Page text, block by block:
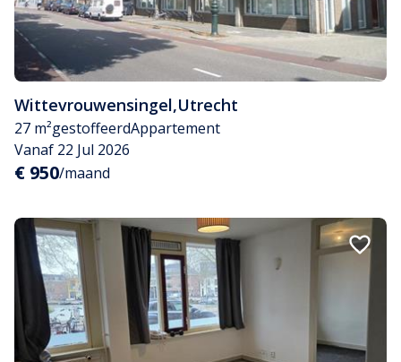
Wittevrouwensingel,Utrecht
27 m²gestoffeerdAppartement
Vanaf 22 Jul 2026
€ 950/maand